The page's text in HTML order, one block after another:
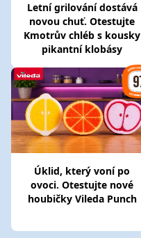
Letní grilování dostává
novou chuť. Otestujte
Kmotrův chléb s kousky
pikantní klobásy
Úklid, který voní po
ovoci. Otestujte nové
houbičky Vileda Punch